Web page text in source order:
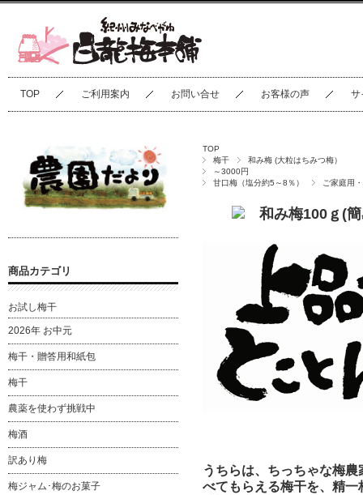
TOP ご利用案内 お問い合せ お客様の声 サ
TOP
梅干
和み梅 (大粒はちみつ梅）
～3000円
甘口梅（塩分約5～8％）
ご家庭用
和み梅100ｇ(簡
うちらは、ちっちゃな梅
べてもらえる梅干を、精
商品カテゴリ
お試し梅干
2026年 お中元
梅干・贈答用和紙包
梅干
農薬を使わず挑戦中
梅酒
訳あり梅
梅ジャム･梅のお菓子